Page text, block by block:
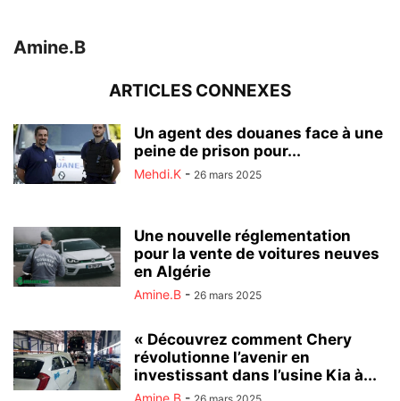
Amine.B
ARTICLES CONNEXES
Un agent des douanes face à une
peine de prison pour...
Mehdi.K - 26 mars 2025
Une nouvelle réglementation
pour la vente de voitures neuves
en Algérie
Amine.B - 26 mars 2025
« Découvrez comment Chery
révolutionne l’avenir en
investissant dans l’usine Kia à...
Amine.B -